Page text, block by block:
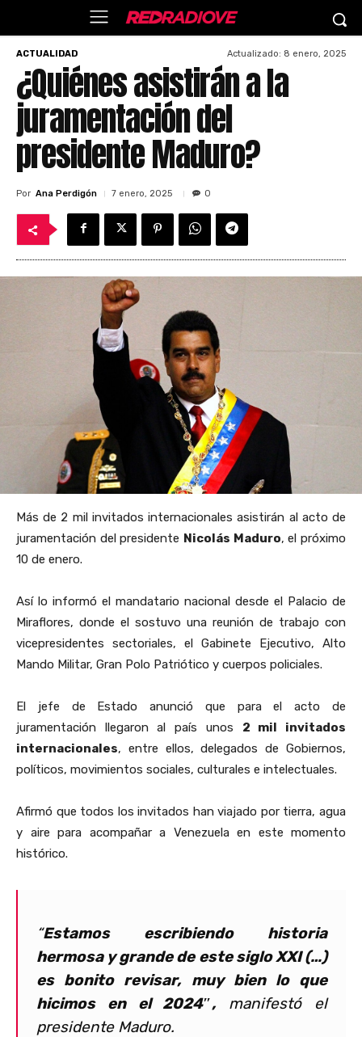
ACTUALIDAD Actualizado: 8 enero, 2025
¿Quiénes asistirán a la
juramentación del
presidente Maduro?
Por Ana Perdigón 7 enero, 2025 0
Más de 2 mil invitados internacionales asistirán al acto de
juramentación del presidente Nicolás Maduro, el próximo
10 de enero.
Así lo informó el mandatario nacional desde el Palacio de
Miraflores, donde el sostuvo una reunión de trabajo con
vicepresidentes sectoriales, el Gabinete Ejecutivo, Alto
Mando Militar, Gran Polo Patriótico y cuerpos policiales.
El jefe de Estado anunció que para el acto de
juramentación llegaron al país unos 2 mil invitados
internacionales, entre ellos, delegados de Gobiernos,
políticos, movimientos sociales, culturales e intelectuales.
Afirmó que todos los invitados han viajado por tierra, agua
y aire para acompañar a Venezuela en este momento
histórico.
“Estamos escribiendo historia
hermosa y grande de este siglo XXI (…)
es bonito revisar, muy bien lo que
hicimos en el 2024″, manifestó el
presidente Maduro.